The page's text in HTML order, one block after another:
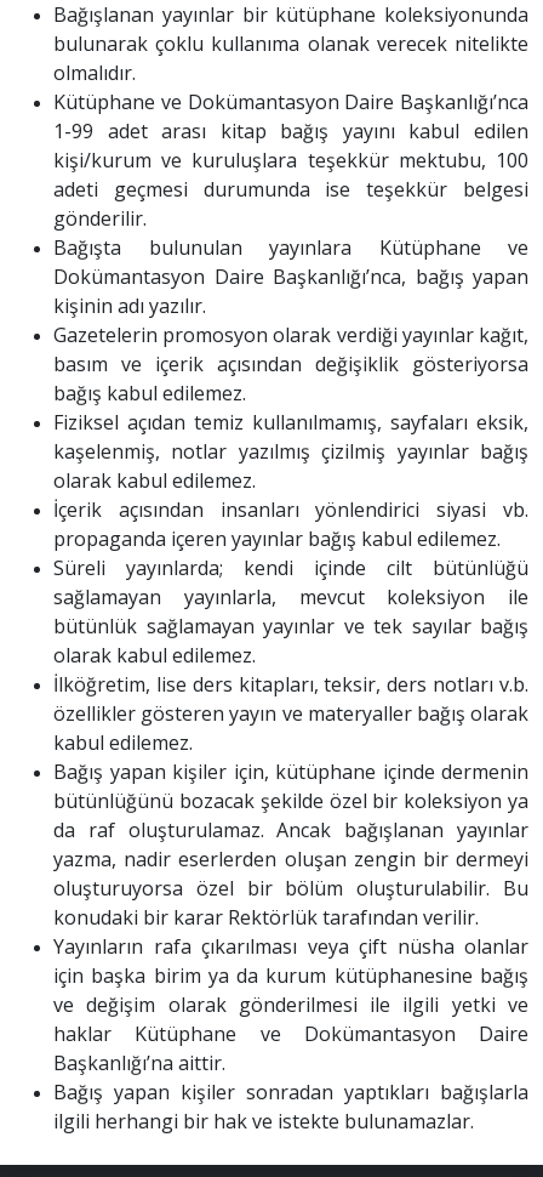
Bağışlanan yayınlar bir kütüphane koleksiyonunda
bulunarak çoklu kullanıma olanak verecek nitelikte
olmalıdır.
Kütüphane ve Dokümantasyon Daire Başkanlığı’nca
1-99 adet arası kitap bağış yayını kabul edilen
kişi/kurum ve kuruluşlara teşekkür mektubu, 100
adeti geçmesi durumunda ise teşekkür belgesi
gönderilir.
Bağışta bulunulan yayınlara Kütüphane ve
Dokümantasyon Daire Başkanlığı’nca, bağış yapan
kişinin adı yazılır.
Gazetelerin promosyon olarak verdiği yayınlar kağıt,
basım ve içerik açısından değişiklik gösteriyorsa
bağış kabul edilemez.
Fiziksel açıdan temiz kullanılmamış, sayfaları eksik,
kaşelenmiş, notlar yazılmış çizilmiş yayınlar bağış
olarak kabul edilemez.
İçerik açısından insanları yönlendirici siyasi vb.
propaganda içeren yayınlar bağış kabul edilemez.
Süreli yayınlarda; kendi içinde cilt bütünlüğü
sağlamayan yayınlarla, mevcut koleksiyon ile
bütünlük sağlamayan yayınlar ve tek sayılar bağış
olarak kabul edilemez.
İlköğretim, lise ders kitapları, teksir, ders notları v.b.
özellikler gösteren yayın ve materyaller bağış olarak
kabul edilemez.
Bağış yapan kişiler için, kütüphane içinde dermenin
bütünlüğünü bozacak şekilde özel bir koleksiyon ya
da raf oluşturulamaz. Ancak bağışlanan yayınlar
yazma, nadir eserlerden oluşan zengin bir dermeyi
oluşturuyorsa özel bir bölüm oluşturulabilir. Bu
konudaki bir karar Rektörlük tarafından verilir.
Yayınların rafa çıkarılması veya çift nüsha olanlar
için başka birim ya da kurum kütüphanesine bağış
ve değişim olarak gönderilmesi ile ilgili yetki ve
haklar Kütüphane ve Dokümantasyon Daire
Başkanlığı’na aittir.
Bağış yapan kişiler sonradan yaptıkları bağışlarla
ilgili herhangi bir hak ve istekte bulunamazlar.